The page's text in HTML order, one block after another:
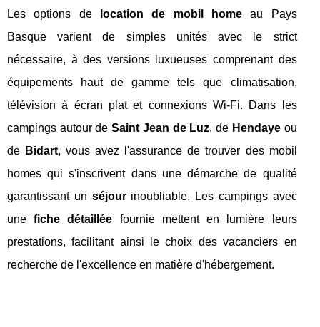
Les options de location de mobil homeau Pays
Basque varient de simples unités avec le strict
nécessaire, à des versions luxueuses comprenant des
équipements haut de gamme tels que climatisation,
télévision à écran plat et connexions Wi-Fi. Dans les
campings autour deSaint Jean de Luz, de Hendayeou
de Bidart, vous avez l'assurance de trouver des mobil
homes qui s'inscrivent dans une démarche de qualité
garantissant un séjourinoubliable. Les campings avec
unefiche détaillée fournie mettent en lumière leurs
prestations, facilitant ainsi le choix des vacanciers en
recherche de l'excellence en matière d'hébergement.